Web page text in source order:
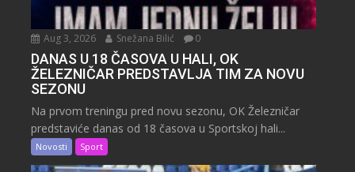
Aug 3, 2026 Snežana Bilić 0
DANAS U 18 ČASOVA U HALI, OK
ŽELEZNIČAR PREDSTAVLJA TIM ZA NOVU
SEZONU
Na prvom treningu pred novu sezonu, OK Železničar
predstaviće danas od 18 časova u Sportskoj hali...
Novosti Sport